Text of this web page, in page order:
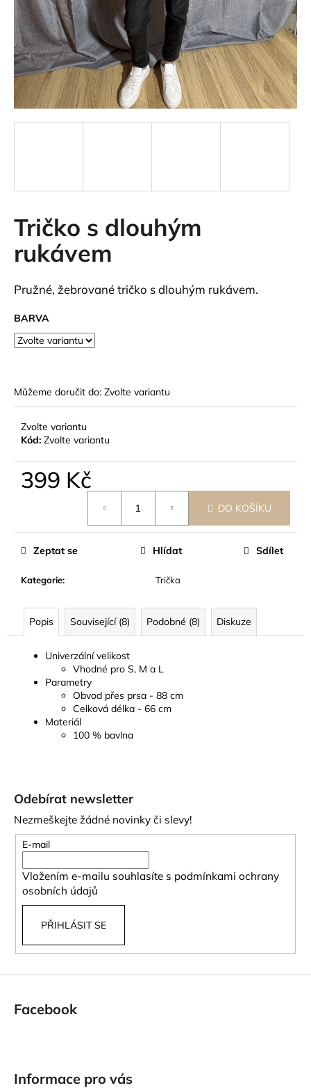
Tričko s dlouhým
rukávem
Pružné, žebrované tričko s dlouhým rukávem.
BARVA
Můžeme doručit do: Zvolte variantu
Zvolte variantu
Kód: Zvolte variantu
399 Kč
DO KOŠÍKU
Kategorie: Trička
Zeptat se Hlídat Sdílet
Popis Související (8) Podobné (8) Diskuze
Univerzální velikost
Vhodné pro S, M a L
Parametry
Obvod přes prsa - 88 cm
Celková délka - 66 cm
Materiál
100 % bavlna
a
j
í
t
?
D
o
p
r
u
č
u
j
e
Odebírat newsletter
Nezmeškejte žádné novinky či slevy!
E-mail
Vložením e-mailu souhlasíte s podmínkami ochrany
osobních údajů
PŘIHLÁSIT SE
Facebook
Informace pro vás